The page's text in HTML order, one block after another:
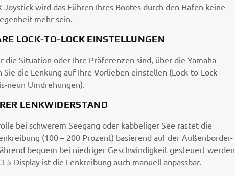
Joystick wird das Führen Ihres Bootes durch den Hafen keine
mehr sein.
LOCK-TO-LOCK EINSTELLUNGEN
die Situation oder Ihre Präferenzen sind, über die Yamaha
Sie die Lenkung auf Ihre Vorlieben einstellen (Lock-to-Lock
neun Umdrehungen).
LENKWIDERSTAND
bei schwerem Seegang oder kabbeliger See rastet die
(100 – 200 Prozent) basierend auf der Außenborder-
bequem bei niedriger Geschwindigkeit gesteuert werden
Display ist die Lenkreibung auch manuell anpassbar.